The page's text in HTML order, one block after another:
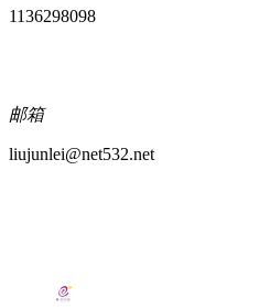
1136298098
邮箱
liujunlei@net532.net